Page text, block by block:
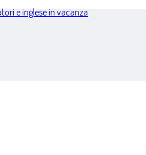
e inglese in vacanza